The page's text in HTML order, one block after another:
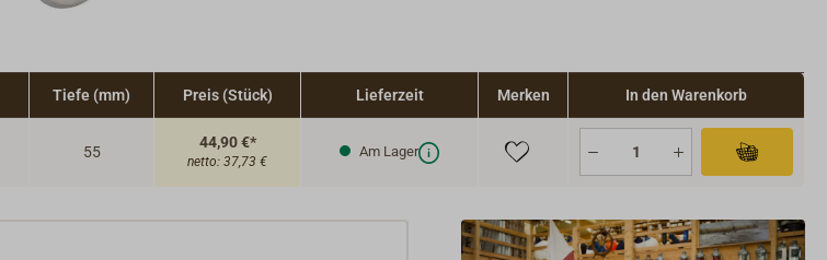
Tiefe (mm) Preis (Stück) Lieferzeit Merken In den Warenkorb
55
44,90 €*
netto: 37,73 €
Am Lager